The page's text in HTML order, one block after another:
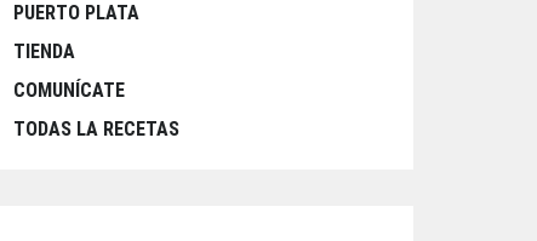
PUERTO PLATA
TIENDA
COMUNÍCATE
TODAS LA RECETAS